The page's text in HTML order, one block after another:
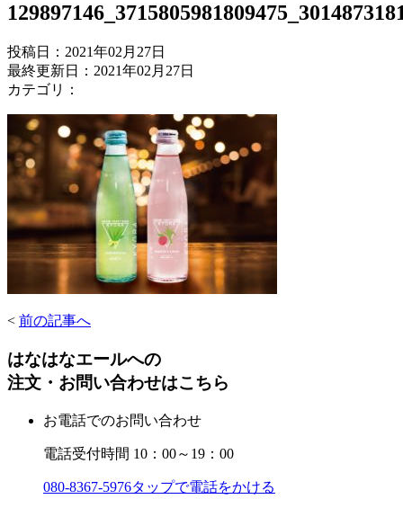
投稿日： 2021年02月27日
最終更新日：2021年02月27日
カテゴリ：
< 前の記事へ
はなはなエールへの
注文・お問い合わせはこちら
お電話でのお問い合わせ
電話受付時間 10：00～19：00
080-8367-5976タップで電話をかける